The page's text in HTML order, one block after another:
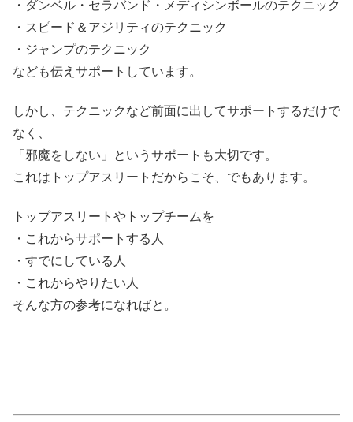
・ダンベル・セラバンド・メディシンボールのテクニック
・スピード＆アジリティのテクニック
・ジャンプのテクニック
なども伝えサポートしています。
しかし、テクニックなど前面に出してサポートするだけで
なく、
「邪魔をしない」というサポートも大切です。
これはトップアスリートだからこそ、でもあります。
トップアスリートやトップチームを
・これからサポートする人
・すでにしている人
・これからやりたい人
そんな方の参考になればと。